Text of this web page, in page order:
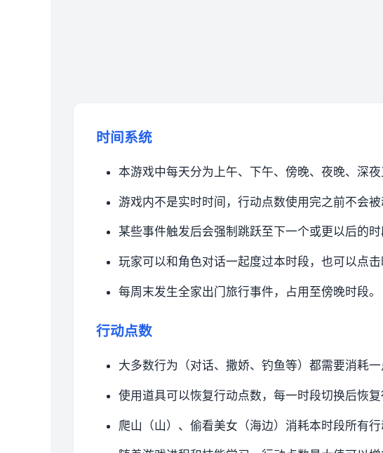
时间系统
本游戏中每天分为上午、下午、傍晚、夜晚、深
游戏内不是实时时间，行动点数使用完之前不会被
某些事件触发后会强制跳跃至下一个或更以后的时
玩家可以和角色对话一起度过本时段，也可以点击
每周末发生全家出门旅行事件，占用至傍晚时段。
行动点数
大多数行为（对话、撒娇、钓鱼等）都需要消耗一
使用道具可以恢复行动点数，每一时段切换后恢复
爬山（山）、偷看美女（海边）消耗本时段所有